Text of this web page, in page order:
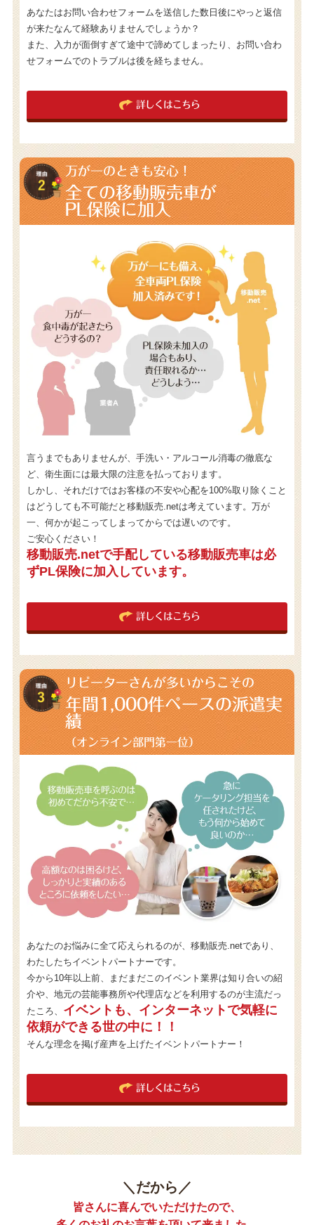
あなたはお問い合わせフォームを送信した数日後にやっと返信
が来たなんて経験ありませんでしょうか？
また、入力が面倒すぎて途中で諦めてしまったり、お問い合わ
せフォームでのトラブルは後を経ちません。
詳しくはこちら
万が一のときも安心！
全ての移動販売車が
PL保険に加入
言うまでもありませんが、手洗い・アルコール消毒の徹底な
ど、衛生面には最大限の注意を払っております。
しかし、それだけではお客様の不安や心配を100%取り除くこと
はどうしても不可能だと移動販売.netは考えています。万が
一、何かが起こってしまってからでは遅いのです。
ご安心ください！
移動販売.netで手配している移動販売車は必
ずPL保険に加入しています。
詳しくはこちら
リピーターさんが多いからこその
年間1,000件ペースの派遣実
績
（オンライン部門第一位）
あなたのお悩みに全て応えられるのが、移動販売.netであり、
わたしたちイベントパートナーです。
今から10年以上前、まだまだこのイベント業界は知り合いの紹
介や、地元の芸能事務所や代理店などを利用するのが主流だっ
たころ、 イベントも、インターネットで気軽に
依頼ができる世の中に！！
そんな理念を掲げ産声を上げたイベントパートナー！
詳しくはこちら
＼だから／
皆さんに喜んでいただけたので、